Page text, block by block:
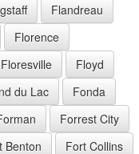
Flandreau
Florence
Floresville
Floyd
du Lac
Fonda
Forrest City
Benton
Fort Collins